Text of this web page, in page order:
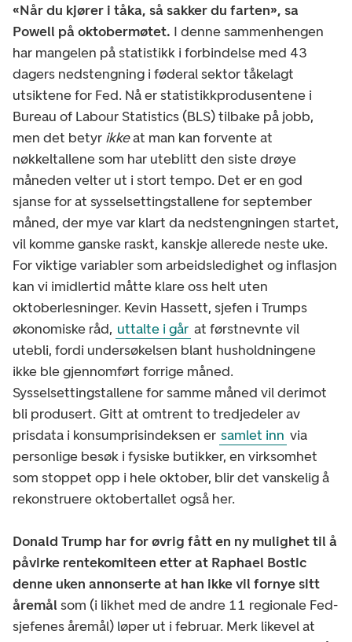
«Når du kjører i tåka, så sakker du farten», sa
Powell på oktobermøtet. I denne sammenhengen
har mangelen på statistikk i forbindelse med 43
dagers nedstengning i føderal sektor tåkelagt
utsiktene for Fed. Nå er statistikkprodusentene i
Bureau of Labour Statistics (BLS) tilbake på jobb,
men det betyr ikkeat man kan forvente at
nøkkeltallene som har uteblitt den siste drøye
måneden velter ut i stort tempo. Det er en god
sjanse for at sysselsettingstallene for september
måned, der mye var klart da nedstengningen startet,
vil komme ganske raskt, kanskje allerede neste uke.
For viktige variabler som arbeidsledighet og inflasjon
kan vi imidlertid måtte klare oss helt uten
oktoberlesninger. Kevin Hassett, sjefen i Trumps
økonomiske råd, uttalte i går at førstnevnte vil
utebli, fordi undersøkelsen blant husholdningene
ikke ble gjennomført forrige måned.
Sysselsettingstallene for samme måned vil derimot
bli produsert. Gitt at omtrent to tredjedeler av
prisdata i konsumprisindeksen er samlet inn via
personlige besøk i fysiske butikker, en virksomhet
som stoppet opp i hele oktober, blir det vanskelig å
rekonstruere oktobertallet også her.
Donald Trump har for øvrig fått en ny mulighet til å
påvirke rentekomiteen etter at Raphael Bostic
denne uken annonserte at han ikke vil fornye sitt
åremål som (i likhet med de andre 11 regionale Fed-
sjefenes åremål) løper ut i februar. Merk likevel at